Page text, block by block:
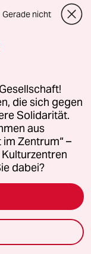
jemanden, den
sind die
also ein leichtes,
zu lassen.
Fall. Ursanche
Grünen,
hat, muss auf
beim
die
holte.
Gerade nicht
die sich gegen
Solidarität.
aus
Zentrum“ –
dabei?